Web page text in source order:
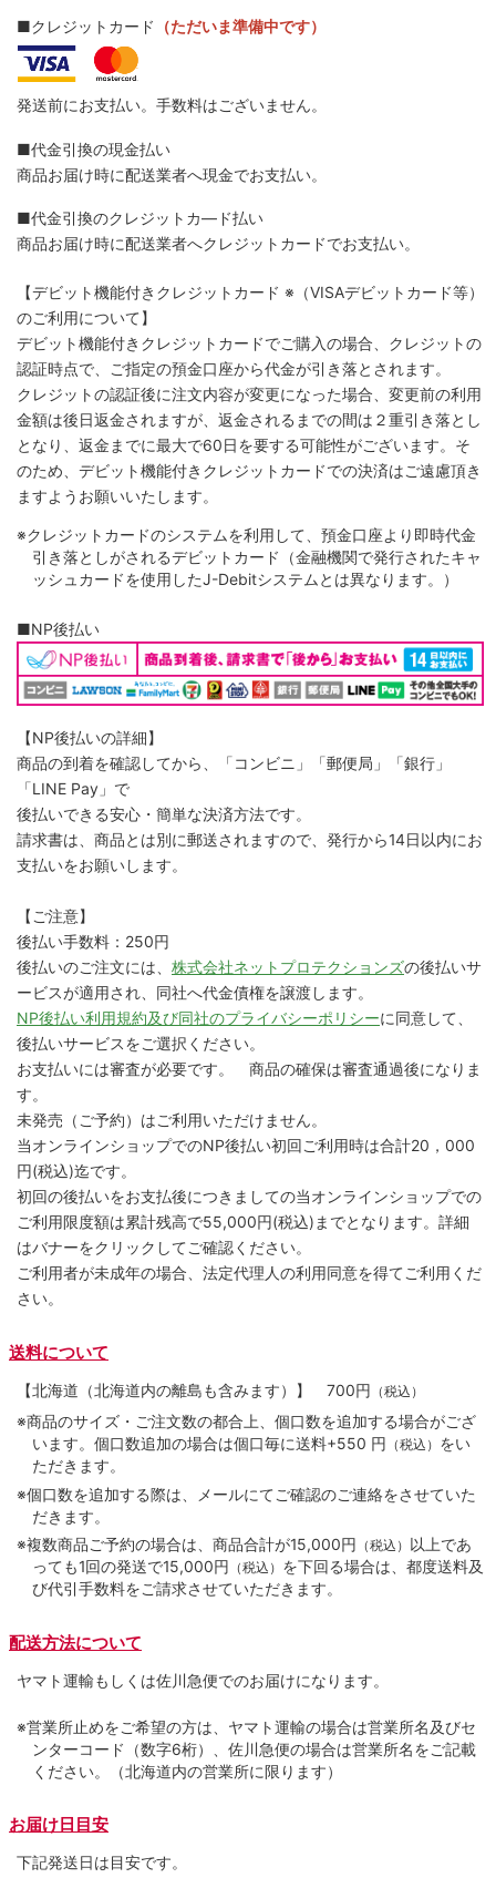
■クレジットカード （ただいま準備中です）
発送前にお支払い。手数料はございません。
■代金引換の現金払い
商品お届け時に配送業者へ現金でお支払い。
■代金引換のクレジットカ―ド払い
商品お届け時に配送業者へクレジットカードでお支払い。
【デビット機能付きクレジットカード ※（VISAデビットカード等）
のご利用について】
デビット機能付きクレジットカードでご購入の場合、クレジットの
認証時点で、ご指定の預金口座から代金が引き落とされます。
クレジットの認証後に注文内容が変更になった場合、変更前の利用
金額は後日返金されますが、返金されるまでの間は２重引き落とし
となり、返金までに最大で60日を要する可能性がございます。そ
のため、デビット機能付きクレジットカードでの決済はご遠慮頂き
ますようお願いいたします。
※クレジットカードのシステムを利用して、預金口座より即時代金
引き落としがされるデビットカード（金融機関で発行されたキャ
ッシュカードを使用したJ-Debitシステムとは異なります。）
■NP後払い
【NP後払いの詳細】
商品の到着を確認してから、「コンビニ」「郵便局」「銀行」
「LINE Pay」で
後払いできる安心・簡単な決済方法です。
請求書は、商品とは別に郵送されますので、発行から14日以内にお
支払いをお願いします。
【ご注意】
後払い手数料：250円
後払いのご注文には、 株式会社ネットプロテクションズの後払いサ
ービスが適用され、同社へ代金債権を譲渡します。
NP後払い利用規約及び同社のプライバシーポリシーに同意して、
後払いサービスをご選択ください。
お支払いには審査が必要です。 商品の確保は審査通過後になりま
す。
未発売（ご予約）はご利用いただけません。
当オンラインショップでのNP後払い初回ご利用時は合計20，000
円(税込)迄です。
初回の後払いをお支払後につきましての当オンラインショップでの
ご利用限度額は累計残高で55,000円(税込)までとなります。詳細
はバナーをクリックしてご確認ください。
ご利用者が未成年の場合、法定代理人の利用同意を得てご利用くだ
さい。
送料について
【北海道（北海道内の離島も含みます）】 700円 （税込）
※商品のサイズ・ご注文数の都合上、個口数を追加する場合がござ
います。個口数追加の場合は個口毎に送料+550 円 （税込） をい
ただきます。
※個口数を追加する際は、メールにてご確認のご連絡をさせていた
だきます。
※複数商品ご予約の場合は、商品合計が15,000円 （税込） 以上であ
っても1回の発送で15,000円 （税込） を下回る場合は、都度送料及
び代引手数料をご請求させていただきます。
配送方法について
ヤマト運輸もしくは佐川急便でのお届けになります。
※営業所止めをご希望の方は、ヤマト運輸の場合は営業所名及びセ
ンターコード（数字6桁）、佐川急便の場合は営業所名をご記載
ください。（北海道内の営業所に限ります）
お届け日目安
下記発送日は目安です。